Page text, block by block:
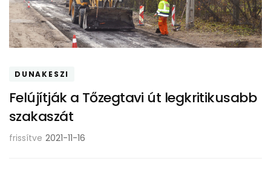
DUNAKESZI
Felújítják a Tőzegtavi út legkritikusabb
szakaszát
frissítve 2021-11-16